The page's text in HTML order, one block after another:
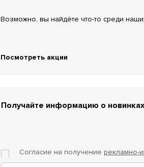
Возможно, вы найдёте что-то среди
Посмотреть акции
Получайте информацию о
Согласие на получение рекламно-